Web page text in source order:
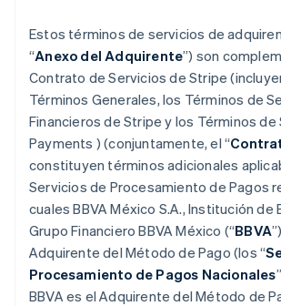
Estos términos de servicios de
“Anexo del Adquirente”) son
Contrato de Servicios de Stripe
Términos Generales, los Términos de
Financieros de Stripe y los Términos de
Payments ) (conjuntamente, el “
constituyen términos adicionales
Servicios de Procesamiento de Pagos
cuales BBVA México S.A., Institución de
Grupo Financiero BBVA México (“BBVA
Adquirente del Método de Pago (los “
Procesamiento de Pagos Nacionales
BBVA es el Adquirente del Método de